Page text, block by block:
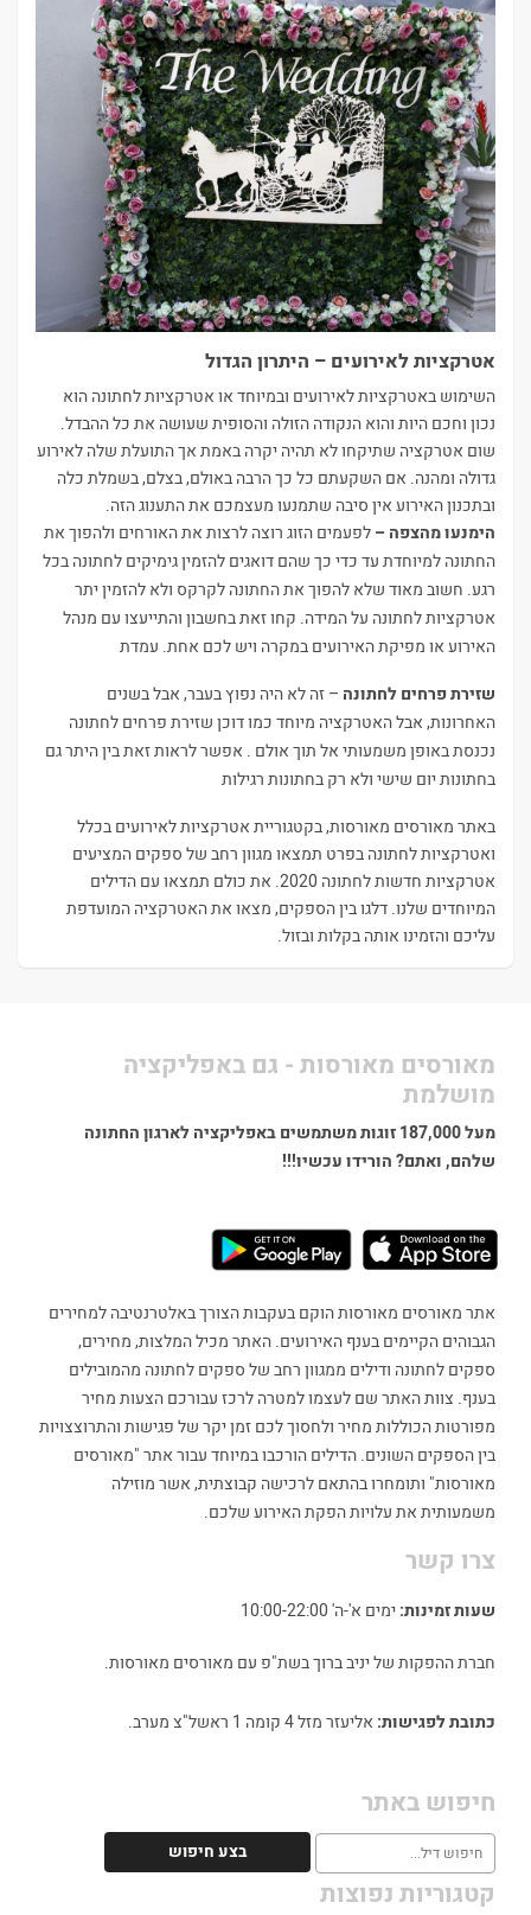
אטרקציות לאירועים – היתרון הגדול
השימוש באטרקציות לאירועים ובמיוחד או אטרקציות לחתונה הוא
נכון וחכם היות והוא הנקודה הזולה והסופית שעושה את כל ההבדל.
שום אטרקציה שתיקחו לא תהיה יקרה באמת אך התועלת שלה לאירוע
גדולה ומהנה. אם השקעתם כל כך הרבה באולם, בצלם, בשמלת כלה
ובתכנון האירוע אין סיבה שתמנעו מעצמכם את התענוג הזה.
הימנעו מהצפה –לפעמים הזוג רוצה לרצות את האורחים ולהפוך את
החתונה למיוחדת עד כדי כך שהם דואגים להזמין גימיקים לחתונה בכל
רגע. חשוב מאוד שלא להפוך את החתונה לקרקס ולא להזמין יתר
אטרקציות לחתונה על המידה. קחו זאת בחשבון והתייעצו עם מנהל
האירוע או מפיקת האירועים במקרה ויש לכם אחת. עמדת
שזירת פרחים לחתונה – זה לא היה נפוץ בעבר, אבל בשנים
האחרונות, אבל האטרקציה מיוחד כמו דוכן שזירת פרחים לחתונה
נכנסת באופן משמעותי אל תוך אולם . אפשר לראות זאת בין היתר גם
בחתונות יום שישי ולא רק בחתונות רגילות
באתר מאורסים מאורסות, בקטגוריית אטרקציות לאירועים בכלל
ואטרקציות לחתונה בפרט תמצאו מגוון רחב של ספקים המציעים
אטרקציות חדשות לחתונה 2020. את כולם תמצאו עם הדילים
המיוחדים שלנו. דלגו בין הספקים, מצאו את האטרקציה המועדפת
עליכם והזמינו אותה בקלות ובזול.
מאורסים מאורסות - גם באפליקציה
מושלמת
מעל 187,000 זוגות משתמשים באפליקציה לארגון החתונה
שלהם, ואתם? הורידו עכשיו!!!
אתר מאורסים מאורסות הוקם בעקבות הצורך באלטרנטיבה למחירים
הגבוהים הקיימים בענף האירועים. האתר מכיל המלצות, מחירים,
ספקים לחתונה ודילים ממגוון רחב של ספקים לחתונה מהמובילים
בענף. צוות האתר שם לעצמו למטרה לרכז עבורכם הצעות מחיר
מפורטות הכוללות מחיר ולחסוך לכם זמן יקר של פגישות והתרוצצויות
בין הספקים השונים. הדילים הורכבו במיוחד עבור אתר "מאורסים
מאורסות" ותומחרו בהתאם לרכישה קבוצתית, אשר מוזילה
משמעותית את עלויות הפקת האירוע שלכם.
צרו קשר
שעות זמינות: ימים א'-ה' 10:00-22:00
חברת ההפקות של יניב ברוך בשת"פ עם מאורסים מאורסות.
כתובת לפגישות: אליעזר מזל 4 קומה 1 ראשל"צ מערב.
חיפוש באתר
קטגוריות נפוצות